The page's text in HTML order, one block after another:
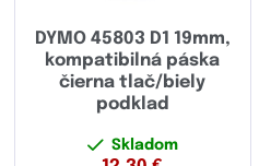
DYMO 45803 D1 19mm,
kompatibilná páska
čierna tlač/biely
podklad
Skladom